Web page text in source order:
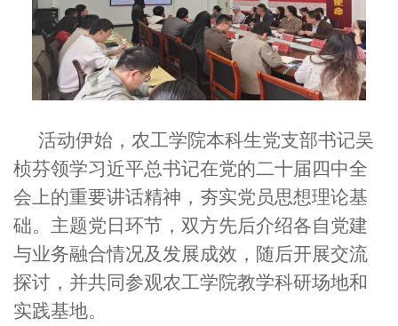
活动伊始，农工学院本科生党支部书记吴
桢芬领学习近平总书记在党的二十届四中全
会上的重要讲话精神，夯实党员思想理论基
础。主题党 日环节，双方先后介绍各自党建
与业务融合情况及发展成效，随后开展交流
探讨，并共同参观农工学院教学科研场地和
实践基地。